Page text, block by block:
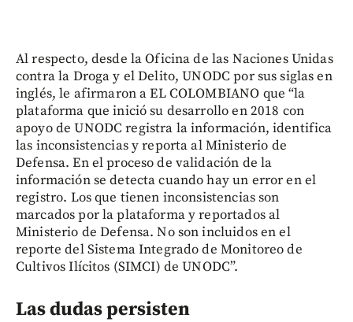
Al respecto, desde la Oficina de las Naciones Unidas
contra la Droga y el Delito, UNODC por sus siglas en
inglés, le afirmaron a EL COLOMBIANO que “la
plataforma que inició su desarrollo en 2018 con
apoyo de UNODC registra la información, identifica
las inconsistencias y reporta al Ministerio de
Defensa. En el proceso de validación de la
información se detecta cuando hay un error en el
registro. Los que tienen inconsistencias son
marcados por la plataforma y reportados al
Ministerio de Defensa. No son incluidos en el
reporte del Sistema Integrado de Monitoreo de
Cultivos Ilícitos (SIMCI) de UNODC”.
Las dudas persisten